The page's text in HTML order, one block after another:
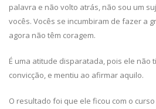
palavra e não volto atrás, não sou um
vocês. Vocês se incumbiram de fazer a
agora não têm coragem.
É uma atitude disparatada, pois ele não
convicção, e mentiu ao afirmar aquilo.
O resultado foi que ele ficou com o